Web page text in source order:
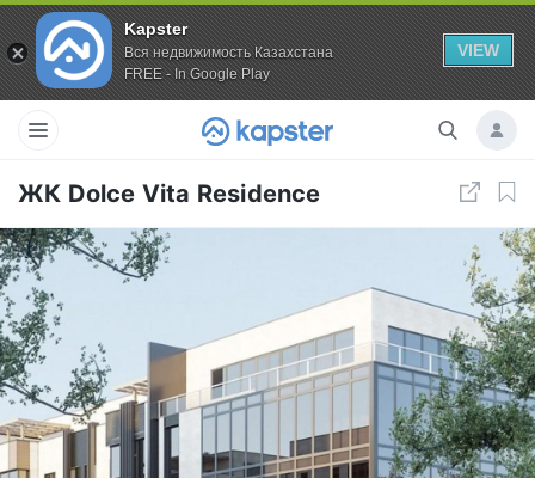
Kapster
Вся недвижимость Казахстана
FREE - In Google Play
VIEW
ЖК Dolce Vita Residence